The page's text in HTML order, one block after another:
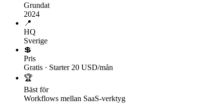
Grundat
2024
📍
HQ
Sverige
💲
Pris
Gratis · Starter 20 USD/mån
🏆
Bäst för
Workflows mellan SaaS-verktyg